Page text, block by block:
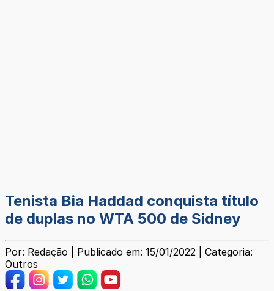
Tenista Bia Haddad conquista título
de duplas no WTA 500 de Sidney
Por: Redação | Publicado em: 15/01/2022 | Categoria:
Outros